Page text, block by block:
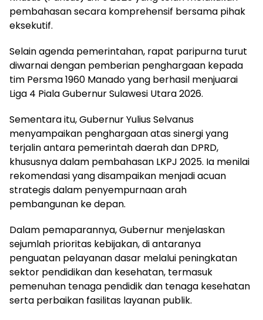
pembahasan secara komprehensif bersama pihak
eksekutif.
Selain agenda pemerintahan, rapat paripurna turut
diwarnai dengan pemberian penghargaan kepada
tim Persma 1960 Manado yang berhasil menjuarai
Liga 4 Piala Gubernur Sulawesi Utara 2026.
Sementara itu, Gubernur Yulius Selvanus
menyampaikan penghargaan atas sinergi yang
terjalin antara pemerintah daerah dan DPRD,
khususnya dalam pembahasan LKPJ 2025. Ia menilai
rekomendasi yang disampaikan menjadi acuan
strategis dalam penyempurnaan arah
pembangunan ke depan.
Dalam pemaparannya, Gubernur menjelaskan
sejumlah prioritas kebijakan, di antaranya
penguatan pelayanan dasar melalui peningkatan
sektor pendidikan dan kesehatan, termasuk
pemenuhan tenaga pendidik dan tenaga kesehatan
serta perbaikan fasilitas layanan publik.